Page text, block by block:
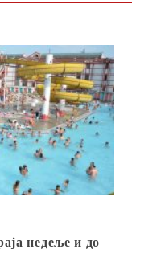
недеље и до